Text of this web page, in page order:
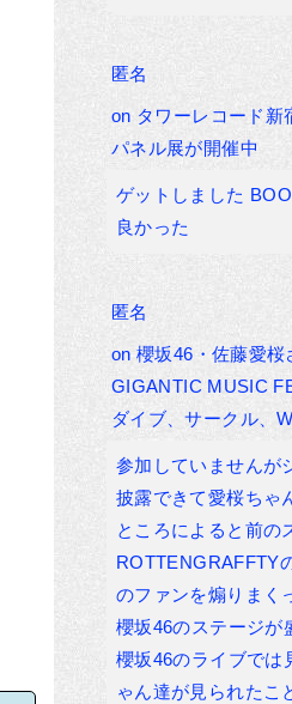
匿名
on タワーレコード新
パネル展が開催中
ゲットしました
良かった
匿名
on櫻坂46・佐藤愛桜
GIGANTIC MUSIC
ダイブ、サークル、
参加していませんが
披露できて愛桜ちゃ
ところによると前の
ROTTENGRAFFTY
のファンを煽りまく
櫻坂46のステージが
櫻坂46のライブでは
ゃん達が見られたこ